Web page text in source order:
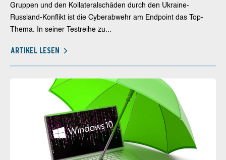
Gruppen und den Kollateralschäden durch den Ukraine-
Russland-Konflikt ist die Cyberabwehr am Endpoint das Top-
Thema. In seiner Testreihe zu...
ARTIKEL LESEN